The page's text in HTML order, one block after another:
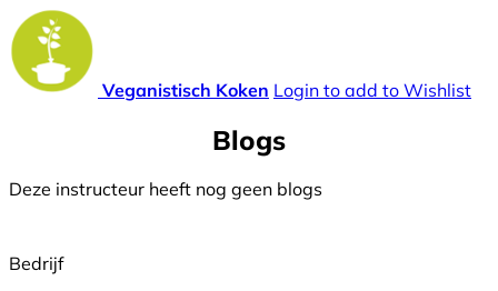
Veganistisch Koken Login to add to Wishlist
Blogs
Deze instructeur heeft nog geen blogs
Bedrijf